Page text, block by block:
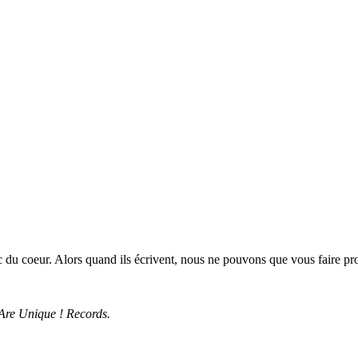
coeur. Alors quand ils écrivent, nous ne pouvons que vous faire
Unique ! Records.